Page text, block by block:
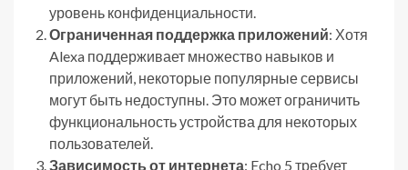
уровень конфиденциальности.
Ограниченная поддержка приложений: Хотя
Alexa поддерживает множество навыков и
приложений, некоторые популярные сервисы
могут быть недоступны. Это может ограничить
функциональность устройства для некоторых
пользователей.
Зависимость от интернета: Echo 5 требует